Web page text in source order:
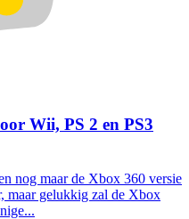
Wii, PS 2 en PS3
nog maar de Xbox 360 versie
maar gelukkig zal de Xbox